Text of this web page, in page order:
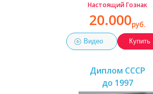
Настоящий Гознак
20.000руб.
Видео Купить
Диплом СССР
до 1997